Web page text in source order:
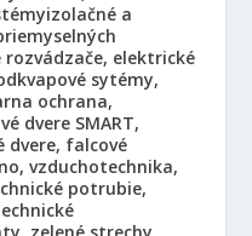
izolačné a
rozvádzače, elektrické
sytémy,
ochrana,
dvere SMART,
dvere, falcové
vzduchotechnika,
potrubie,